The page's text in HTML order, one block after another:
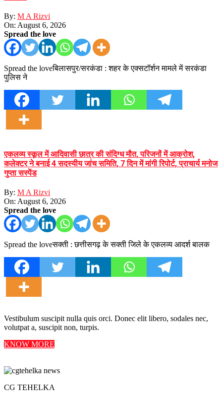
By: M A Rizvi
On: August 6, 2026
Spread the love
Spread the loveबिलासपुर/सरकंडा : शहर के एक्सटॉर्शन मामले में सरकंडा
पुलिस ने
एकलव्य स्कूल में आदिवासी छात्र की संदिग्ध मौत, परिजनों में आक्रोश,
कलेक्टर ने बनाई 4 सदस्यीय जांच समिति, 7 दिन में मांगी रिपोर्ट, प्राचार्य मनोज
गुप्ता सस्पेंड
By: M A Rizvi
On: August 6, 2026
Spread the love
Spread the loveसक्ती : छत्तीसगढ़ के सक्ती जिले के एकलव्य आदर्श बालक
Vestibulum suscipit nulla quis orci. Donec elit libero, sodales nec,
volutpat a, suscipit non, turpis.
KNOW MORE
CG TEHELKA